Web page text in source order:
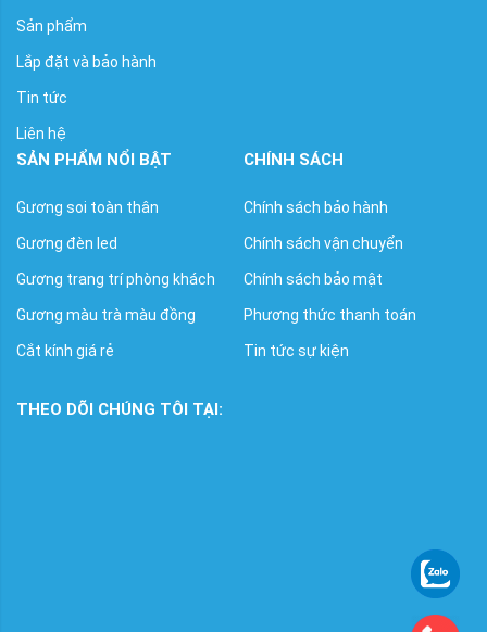
Sản phẩm
Lắp đặt và bảo hành
Tin tức
Liên hệ
SẢN PHẨM NỔI BẬT
Gương soi toàn thân
Gương đèn led
Gương trang trí phòng khách
Gương màu trà màu đồng
Cắt kính giá rẻ
CHÍNH SÁCH
Chính sách bảo hành
Chính sách vận chuyển
Chính sách bảo mật
Phương thức thanh toán
Tin tức sự kiện
THEO DÕI CHÚNG TÔI TẠI: